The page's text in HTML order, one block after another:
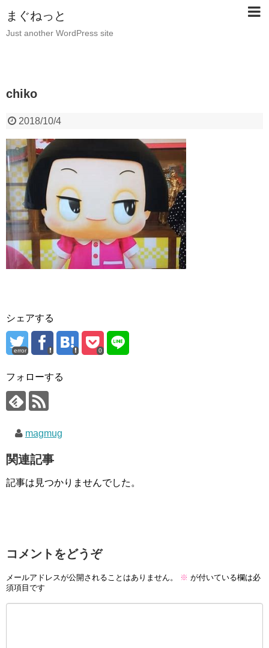
まぐねっと
Just another WordPress site
chiko
2018/10/4
シェアする
error 0
フォローする
magmug
関連記事
記事は見つかりませんでした。
コメントをどうぞ
メールアドレスが公開されることはありません。 ※ が付いている欄は必
須項目です